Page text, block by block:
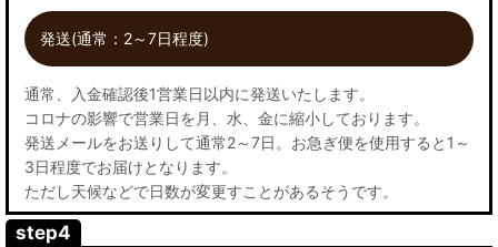
発送(通常：2～7日程度)
通常、入金確認後1営業日以内に発送いたします。
コロナの影響で営業日を月、水、金に縮小しております。
発送メールをお送りして通常2～7日。お急ぎ便を使用すると1～
3日程度でお届けとなります。
ただし天候などで日数が変更すことがあるそうです。
step4